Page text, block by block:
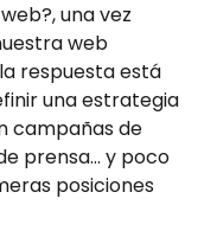
una vez
web
respuesta está
una estrategia
campañas de
prensa… y poco
posiciones